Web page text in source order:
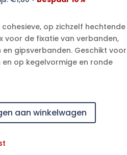
op zichzelf hechtende
voor de fixatie van verbanden,
gipsverbanden. Geschikt voor
op kegelvormige en ronde
aan winkelwagen